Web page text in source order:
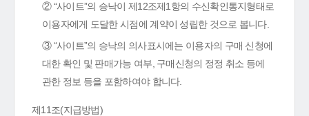
② “사이트”의 승낙이 제12조제1항의 수신확인통지형태로
이용자에게 도달한 시점에 계약이 성립한 것으로 봅니다.
③ “사이트”의 승낙의 의사표시에는 이용자의 구매 신청에
대한 확인 및 판매가능 여부, 구매신청의 정정 취소 등에
관한 정보 등을 포함하여야 합니다.
제11조(지급방법)